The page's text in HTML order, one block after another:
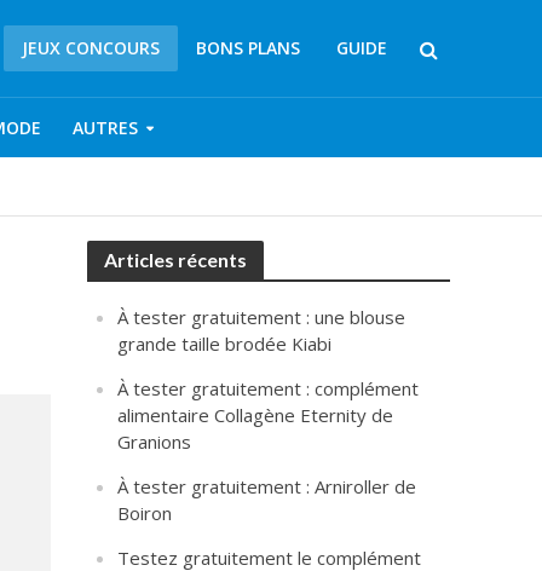
JEUX CONCOURS BONS PLANS GUIDE
AUTRES
Articles récents
À tester gratuitement : une blouse
grande taille brodée Kiabi
À tester gratuitement : complément
alimentaire Collagène Eternity de
Granions
À tester gratuitement : Arniroller de
Boiron
Testez gratuitement le complément